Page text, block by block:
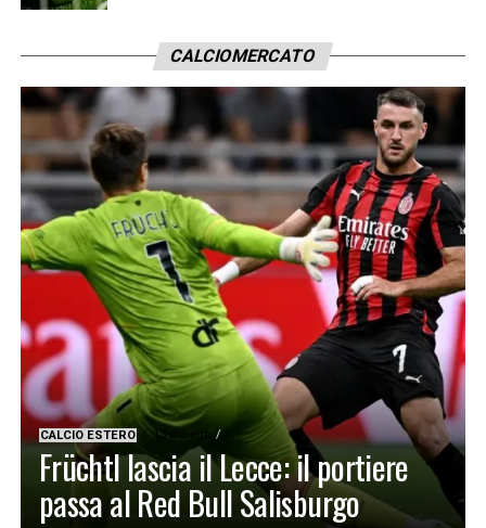
CALCIOMERCATO
CALCIO ESTERO 13 ore ago
Früchtl lascia il Lecce: il portiere
passa al Red Bull Salisburgo